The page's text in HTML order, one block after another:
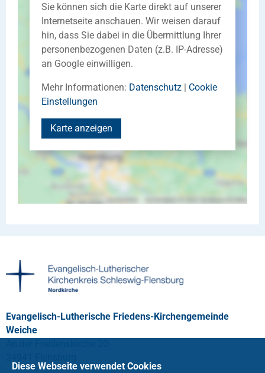
Sie können sich die Karte direkt auf unserer
Internetseite anschauen. Wir weisen darauf
hin, dass Sie dabei in die Übermittlung Ihrer
personenbezogenen Daten (z.B. IP-Adresse)
an Google einwilligen.
Mehr Informationen: Datenschutz | Cookie
Einstellungen
Karte anzeigen
Evangelisch-Lutherische Friedens-Kirchengemeinde
Weiche
Diese Webseite verwendet Cookies